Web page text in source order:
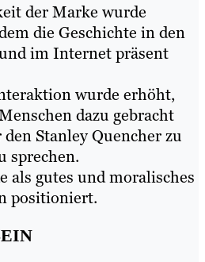
der Marke wurde
die Geschichte in den
im Internet präsent
wurde erhöht,
dazu gebracht
Stanley Quencher zu
sprechen.
als gutes und moralisches
positioniert.